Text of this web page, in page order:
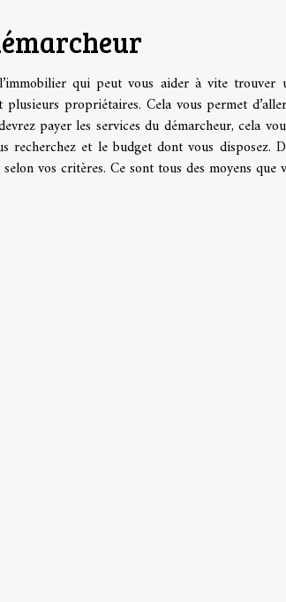
qui peut vous aider à vite
propriétaires. Cela vous permet
payer les services du démarcheur, cela
recherchez et le budget dont vous disposez.
vos critères. Ce sont tous des moyens